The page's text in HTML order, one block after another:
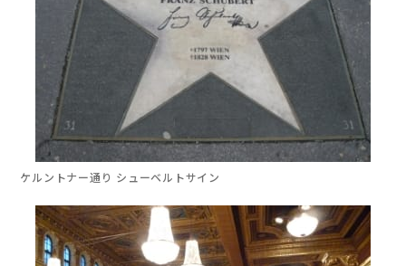
ケルントナー通り シューベルトサイン